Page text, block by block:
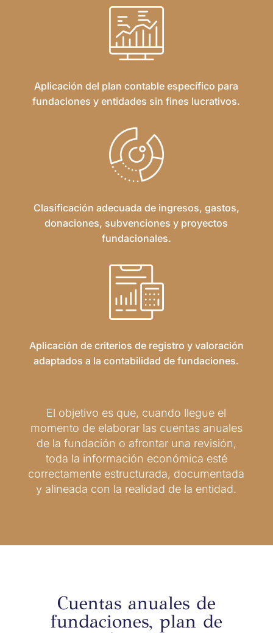
Aplicación del plan contable específico para
fundaciones y entidades sin fines lucrativos.
Clasificación adecuada de ingresos, gastos,
donaciones, subvenciones y proyectos
fundacionales.
Aplicación de criterios de registro y valoración
adaptados a la contabilidad de fundaciones.
El objetivo es que, cuando llegue el
momento de elaborar las cuentas anuales
de la fundación o afrontar una revisión,
toda la información económica esté
correctamente estructurada, documentada
y alineada con la realidad de la entidad.
Cuentas anuales de
fundaciones, plan de